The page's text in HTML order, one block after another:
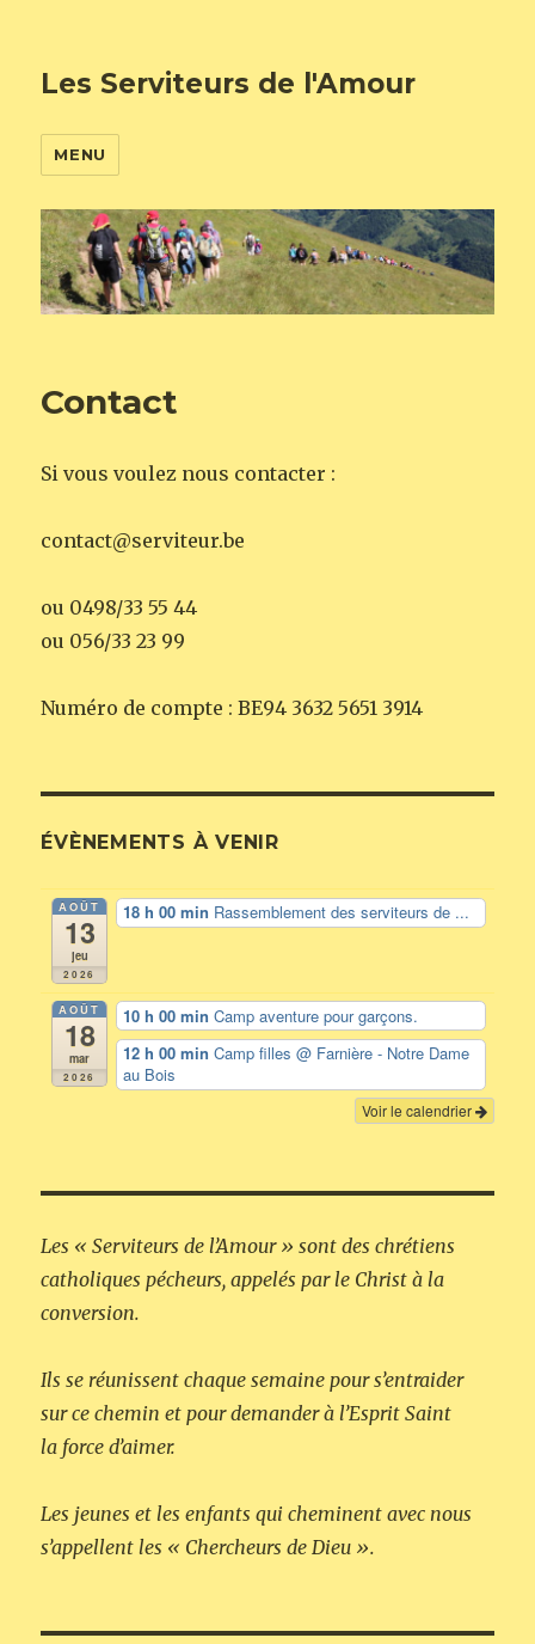
Les Serviteurs de l'Amour
MENU
Contact
Si vous voulez nous contacter :
contact@serviteur.be
ou 0498/33 55 44
ou 056/33 23 99
Numéro de compte : BE94 3632 5651 3914
ÉVÈNEMENTS À VENIR
AOÛT
13
jeu
2026
18 h 00 min Rassemblement des serviteurs de ...
AOÛT
18
mar
2026
10 h 00 minCamp aventure pour garçons.
12 h 00 minCamp filles@ Farnière - Notre Dame
au Bois
Voir le calendrier
Les « Serviteurs de l’Amour » sont des chrétiens
catholiques pécheurs, appelés par le Christ à la
conversion.
Ils se réunissent chaque semaine pour s’entraider
sur ce chemin et pour demander à l’Esprit Saint
la force d’aimer.
Les jeunes et les enfants qui cheminent avec nous
s’appellent les « Chercheurs de Dieu ».